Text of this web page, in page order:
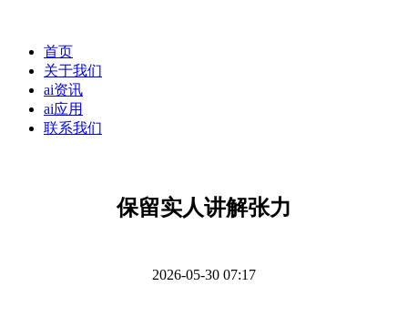
首页
关于我们
ai资讯
ai应用
联系我们
保留实人讲解张力
2026-05-30 07:17